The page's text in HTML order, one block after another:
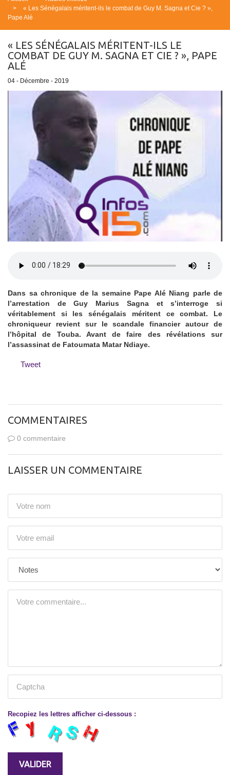
« Les Sénégalais méritent-ils le combat de Guy M. Sagna et Cie ? »,
Pape Alé
« LES SÉNÉGALAIS MÉRITENT-ILS LE
COMBAT DE GUY M. SAGNA ET CIE ? », PAPE
ALÉ
04 - Décembre - 2019
Dans sa chronique de la semaine Pape Alé Niang parle de
l’arrestation de Guy Marius Sagna et s’interroge si
véritablement si les sénégalais méritent ce combat. Le
chroniqueur revient sur le scandale financier autour de
l’hôpital de Touba. Avant de faire des révélations sur
l’assassinat de Fatoumata Matar Ndiaye.
Tweet
COMMENTAIRES
0 commentaire
LAISSER UN COMMENTAIRE
Recopiez les lettres afficher ci-dessous :